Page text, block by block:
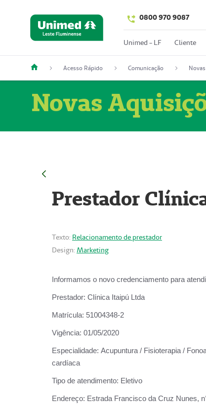
0800 970 9087
Unimed - LF Cliente
Acesso Rápido Comunicação
Novas
Prestador
Texto: Relacionamento de prestador
Design: Marketing
Informamos o novo credenciamento para
Prestador: Clínica Itaipú Ltda
Matrícula: 51004348-2
Vigência: 01/05/2020
Especialidade: Acupuntura / Fisioterapia /
cardíaca
Tipo de atendimento: Eletivo
Endereço: Estrada Francisco da Cruz Nunes,